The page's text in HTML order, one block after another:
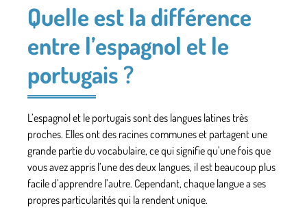
Quelle est la différence
entre l’espagnol et le
portugais ?
L’espagnol et le portugaissont des langues latines très
proches. Elles ont des racines communes et partagent une
grande partie du vocabulaire, ce qui signifie qu’une fois que
vous avez appris l’une des deux langues, il est beaucoup plus
facile d’apprendre l’autre. Cependant, chaque langue a ses
propres particularités qui la rendent unique.